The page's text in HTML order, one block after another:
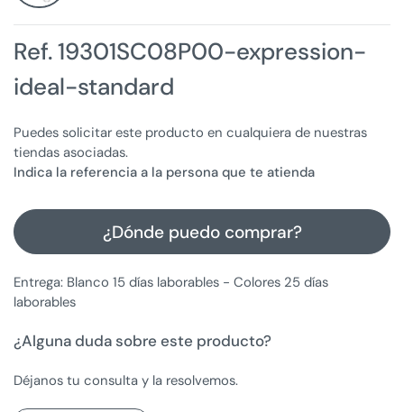
Ref. 19301SC08P00-expression-
ideal-standard
Puedes solicitar este producto en cualquiera de nuestras
tiendas asociadas.
Indica la referencia a la persona que te atienda
¿Dónde puedo comprar?
Entrega: Blanco 15 días laborables - Colores 25 días
laborables
¿Alguna duda sobre este producto?
Déjanos tu consulta y la resolvemos.